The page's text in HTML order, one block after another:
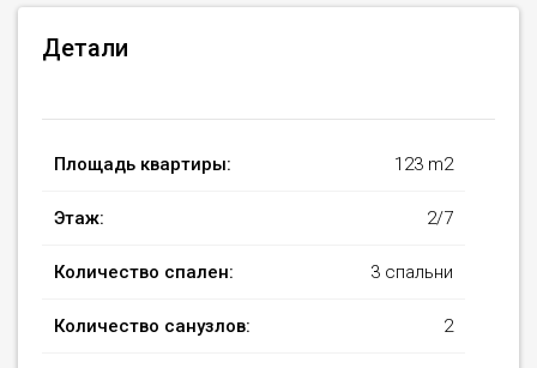
Детали
Площадь квартиры: 123 m2
Этаж: 2/7
Количество спален: 3 спальни
Количество санузлов: 2